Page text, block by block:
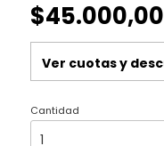
$45.000,00
Ver cuotas y
Cantidad